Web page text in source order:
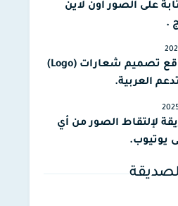
على الصور اون لاين
.
أفضل مواقع تصميم شعارات (Logo)
العربية.
لإلتقاط الصور من أي
يوتيوب.